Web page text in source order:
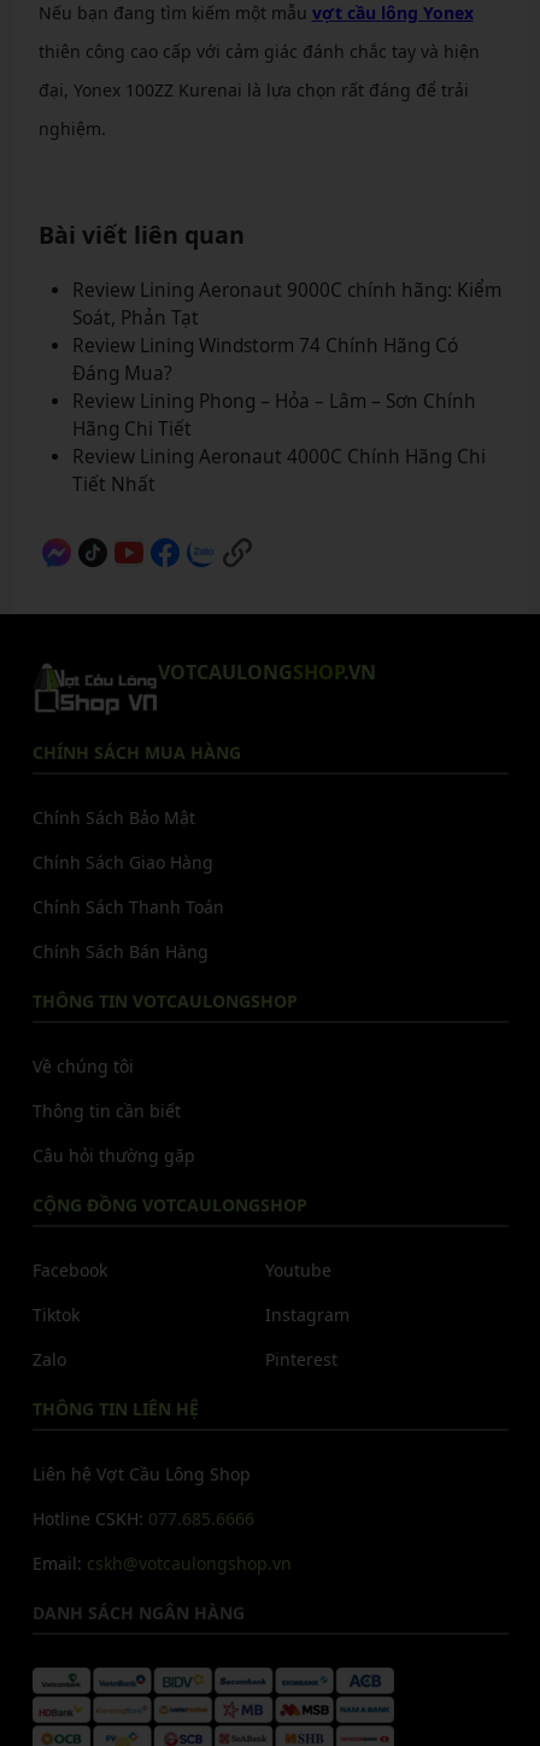
Nếu bạn đang tìm kiếm một mẫu vợt cầu lông Yonex
thiên công cao cấp với cảm giác đánh chắc tay và hiện
đại, Yonex 100ZZ Kurenai là lựa chọn rất đáng để trải
nghiệm.
Bài viết liên quan
Review Lining Aeronaut 9000C chính hãng: Kiểm
Soát, Phản Tạt
Review Lining Windstorm 74 Chính Hãng Có
Đáng Mua?
Review Lining Phong – Hỏa – Lâm – Sơn Chính
Hãng Chi Tiết
Review Lining Aeronaut 4000C Chính Hãng Chi
Tiết Nhất
VOTCAULONGSHOP.VN
CHÍNH SÁCH MUA HÀNG
Chính Sách Bảo Mật
Chính Sách Giao Hàng
Chính Sách Thanh Toán
Chính Sách Bán Hàng
THÔNG TIN VOTCAULONGSHOP
Về chúng tôi
Thông tin cần biết
Câu hỏi thường gặp
CỘNG ĐỒNG VOTCAULONGSHOP
Facebook
Tiktok
Zalo
Youtube
Instagram
Pinterest
THÔNG TIN LIÊN HỆ
Liên hệ Vợt Cầu Lông Shop
Hotline CSKH: 077.685.6666
Email: cskh@votcaulongshop.vn
DANH SÁCH NGÂN HÀNG